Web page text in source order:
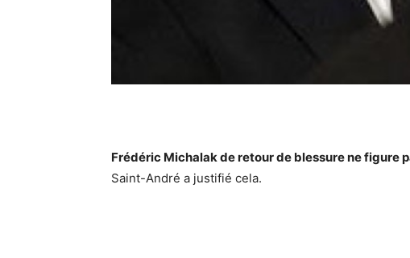
Frédéric Michalak de retour de blessure ne figure
Saint-André a justifié cela.